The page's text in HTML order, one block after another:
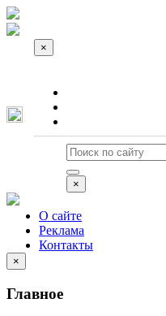
×
×
О сайте
Реклама
Контакты
×
Главное